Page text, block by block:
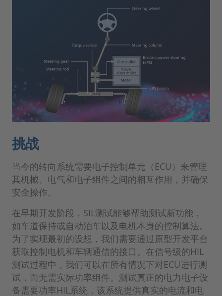
挑战
当今的转向系统需要电子控制单元（ECU）来管理
其机械、电气和电子组件之间的相互作用，并确保
安全操作。
在早期开发阶段，SIL测试能够帮助测试新功能，
如车道保持或自动泊车以及电机本身的控制算法。
为了实现最初的设想，我们需要通过原型开发平台
获取控制电机和车辆通信的接口。在信号级的HIL
测试过程中，我们可以在所有情况下对ECU进行测
试，而无需实际功率组件。测试真正的电力电子设
备需要功率HIL系统，该系统提供真实的电流和电